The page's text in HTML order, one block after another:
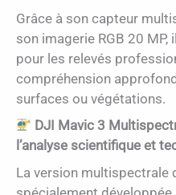
Grâce à son capteur
son imagerie RGB 20
pour les relevés
compréhension
surfaces ou végétations.
DJI Mavic 3
l’analyse scientifique et
La version multispectrale